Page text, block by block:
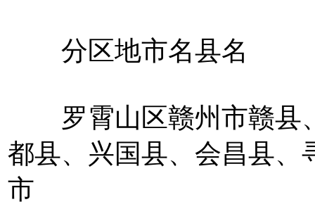
分区地市名县名
罗霄山区赣州市赣县
都县、兴国县、会昌县、
市